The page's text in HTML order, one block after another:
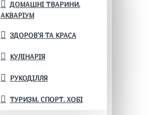
ДОМАШНІ ТВАРИНИ.
АКВАРІУМ
ЗДОРОВ'Я ТА КРАСА
КУЛІНАРІЯ
РУКОДІЛЛЯ
ТУРИЗМ. СПОРТ. ХОБІ